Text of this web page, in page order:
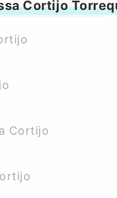
Cortijo
Cortijo